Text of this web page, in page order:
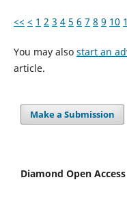
<< < 1 2 3 4 5 6 7 8 9 10
You may also start an
article.
Make a Submission
Diamond Open Access